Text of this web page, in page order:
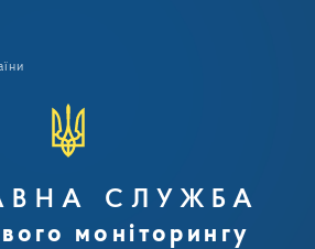
служба
моніторингу